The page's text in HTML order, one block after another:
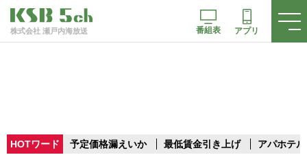
株式会社 瀬戸内海放送 番組表 アプリ
HOTワード 予定価格漏えいか 最低賃金引き上げ アパホテル